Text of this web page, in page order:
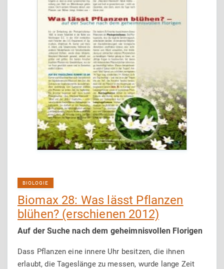
BIOLOGIE
Biomax 28: Was lässt Pflanzen
blühen? (erschienen 2012)
Auf der Suche nach dem geheimnisvollen Florigen
Dass Pflanzen eine innere Uhr besitzen, die ihnen
erlaubt, die Tageslänge zu messen, wurde lange Zeit